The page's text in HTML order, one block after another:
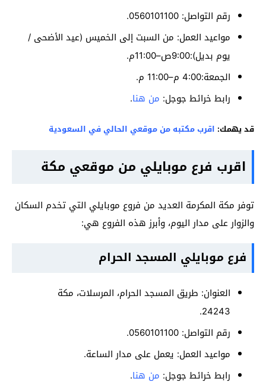
رقم التواصل: 0560101100.
مواعيد العمل: من السبت إلى الخميس (عيد الأضحى /
يوم بديل):9:00ص–11:00م.
الجمعة:4:00 م–11:00 م.
رابط خرائط جوجل: من هنا.
قد يهمك: اقرب مكتبه من موقعي الحالي في السعودية
اقرب فرع موبايلي من موقعي مكة
توفر مكة المكرمة العديد من فروع موبايلي التي تخدم السكان
والزوار على مدار اليوم، وأبرز هذه الفروع هي:
فرع موبايلي المسجد الحرام
العنوان: طریق المسجد الحرام، المرسلات، مكة
24243.
رقم التواصل: 0560101100.
مواعيد العمل: يعمل على مدار الساعة.
رابط خرائط جوجل: من هنا.